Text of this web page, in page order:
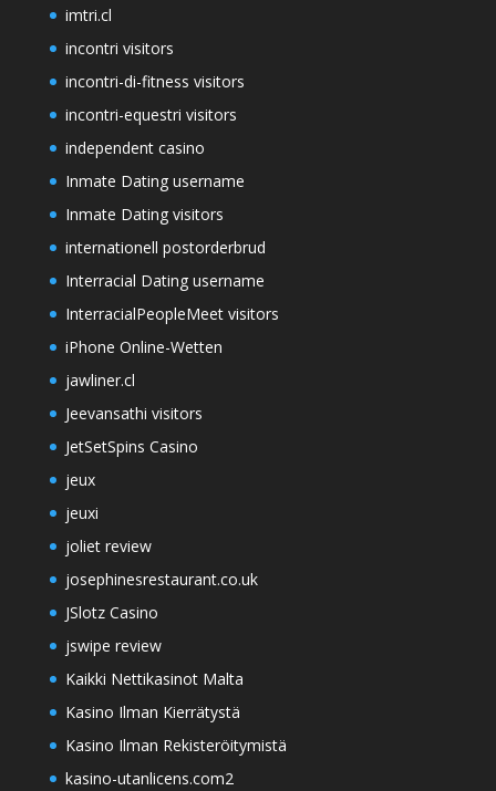
imtri.cl
incontri visitors
incontri-di-fitness visitors
incontri-equestri visitors
independent casino
Inmate Dating username
Inmate Dating visitors
internationell postorderbrud
Interracial Dating username
InterracialPeopleMeet visitors
iPhone Online-Wetten
jawliner.cl
Jeevansathi visitors
JetSetSpins Casino
jeux
jeuxi
joliet review
josephinesrestaurant.co.uk
JSlotz Casino
jswipe review
Kaikki Nettikasinot Malta
Kasino Ilman Kierrätystä
Kasino Ilman Rekisteröitymistä
kasino-utanlicens.com2